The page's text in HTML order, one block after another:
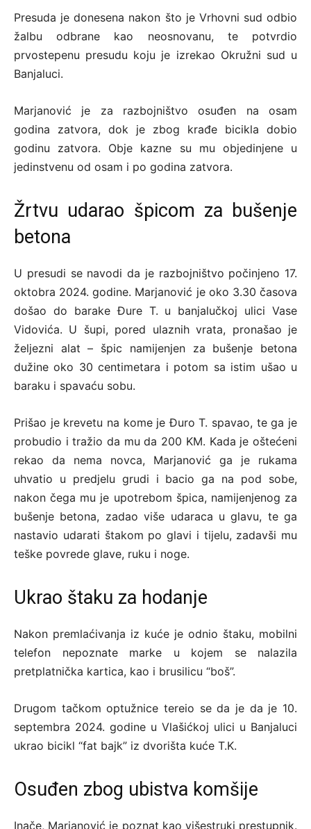
Presuda je donesena nakon što je Vrhovni sud odbio
žalbu odbrane kao neosnovanu, te potvrdio
prvostepenu presudu koju je izrekao Okružni sud u
Banjaluci.
Marjanović je za razbojništvo osuđen na osam
godina zatvora, dok je zbog krađe bicikla dobio
godinu zatvora. Obje kazne su mu objedinjene u
jedinstvenu od osam i po godina zatvora.
Žrtvu udarao špicom za bušenje
betona
U presudi se navodi da je razbojništvo počinjeno 17.
oktobra 2024. godine. Marjanović je oko 3.30 časova
došao do barake Đure T. u banjalučkoj ulici Vase
Vidovića. U šupi, pored ulaznih vrata, pronašao je
željezni alat – špic namijenjen za bušenje betona
dužine oko 30 centimetara i potom sa istim ušao u
baraku i spavaću sobu.
Prišao je krevetu na kome je Đuro T. spavao, te ga je
probudio i tražio da mu da 200 KM. Kada je oštećeni
rekao da nema novca, Marjanović ga je rukama
uhvatio u predjelu grudi i bacio ga na pod sobe,
nakon čega mu je upotrebom špica, namijenjenog za
bušenje betona, zadao više udaraca u glavu, te ga
nastavio udarati štakom po glavi i tijelu, zadavši mu
teške povrede glave, ruku i noge.
Ukrao štaku za hodanje
Nakon premlaćivanja iz kuće je odnio štaku, mobilni
telefon nepoznate marke u kojem se nalazila
pretplatnička kartica, kao i brusilicu “boš”.
Drugom tačkom optužnice tereio se da je da je 10.
septembra 2024. godine u Vlašićkoj ulici u Banjaluci
ukrao bicikl “fat bajk” iz dvorišta kuće T.K.
Osuđen zbog ubistva komšije
Inače, Marjanović je poznat kao višestruki prestupnik.